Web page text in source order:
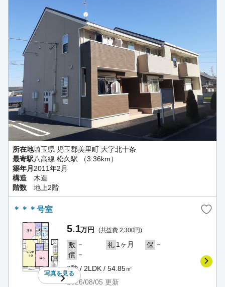
所在地埼玉県 児玉郡美里町 大字北十条
最寄駅八高線 松久駅 （3.36km）
築年月 2011年2月
構造
木造
階数
地上2階
＊＊＊号室
写真を見る
5.1万円 (共益費 2,300円)
敷 － 礼 1ヶ月 保 －
償 －
2階 / 2LDK / 54.85㎡
2026/08/05 更新